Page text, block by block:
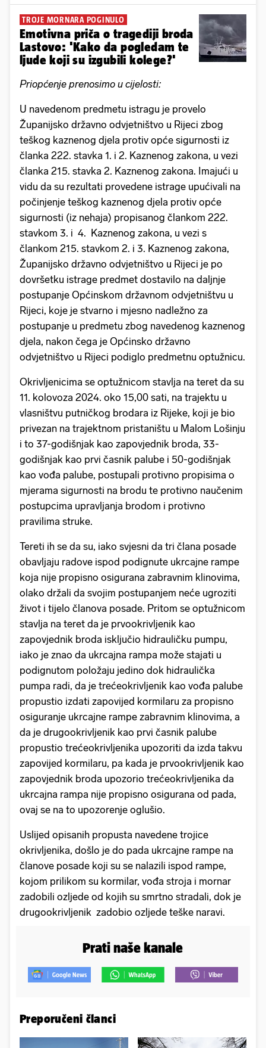
TROJE MORNARA POGINULO
Emotivna priča o tragediji broda
Lastovo: 'Kako da pogledam te
ljude koji su izgubili kolege?'
Priopćenje prenosimo u cijelosti:
U navedenom predmetu istragu je provelo
Županijsko državno odvjetništvo u Rijeci zbog
teškog kaznenog djela protiv opće sigurnosti iz
članka 222. stavka 1. i 2. Kaznenog zakona, u vezi
članka 215. stavka 2. Kaznenog zakona. Imajući u
vidu da su rezultati provedene istrage upućivali na
počinjenje teškog kaznenog djela protiv opće
sigurnosti (iz nehaja) propisanog člankom 222.
stavkom 3. i 4. Kaznenog zakona, u vezi s
člankom 215. stavkom 2. i 3. Kaznenog zakona,
Županijsko državno odvjetništvo u Rijeci je po
dovršetku istrage predmet dostavilo na daljnje
postupanje Općinskom državnom odvjetništvu u
Rijeci, koje je stvarno i mjesno nadležno za
postupanje u predmetu zbog navedenog kaznenog
djela, nakon čega je Općinsko državno
odvjetništvo u Rijeci podiglo predmetnu optužnicu.
Okrivljenicima se optužnicom stavlja na teret da su
11. kolovoza 2024. oko 15,00 sati, na trajektu u
vlasništvu putničkog brodara iz Rijeke, koji je bio
privezan na trajektnom pristaništu u Malom Lošinju
i to 37-godišnjak kao zapovjednik broda, 33-
godišnjak kao prvi časnik palube i 50-godišnjak
kao vođa palube, postupali protivno propisima o
mjerama sigurnosti na brodu te protivno naučenim
postupcima upravljanja brodom i protivno
pravilima struke.
Tereti ih se da su, iako svjesni da tri člana posade
obavljaju radove ispod podignute ukrcajne rampe
koja nije propisno osigurana zabravnim klinovima,
olako držali da svojim postupanjem neće ugroziti
život i tijelo članova posade. Pritom se optužnicom
stavlja na teret da je prvookrivljenik kao
zapovjednik broda isključio hidrauličku pumpu,
iako je znao da ukrcajna rampa može stajati u
podignutom položaju jedino dok hidraulička
pumpa radi, da je trećeokrivljenik kao vođa palube
propustio izdati zapovijed kormilaru za propisno
osiguranje ukrcajne rampe zabravnim klinovima, a
da je drugookrivljenik kao prvi časnik palube
propustio trećeokrivljenika upozoriti da izda takvu
zapovijed kormilaru, pa kada je prvookrivljenik kao
zapovjednik broda upozorio trećeokrivljenika da
ukrcajna rampa nije propisno osigurana od pada,
ovaj se na to upozorenje oglušio.
Uslijed opisanih propusta navedene trojice
okrivljenika, došlo je do pada ukrcajne rampe na
članove posade koji su se nalazili ispod rampe,
kojom prilikom su kormilar, vođa stroja i mornar
zadobili ozljede od kojih su smrtno stradali, dok je
drugookrivljenik zadobio ozljede teške naravi.
Prati naše kanale
Preporučeni članci